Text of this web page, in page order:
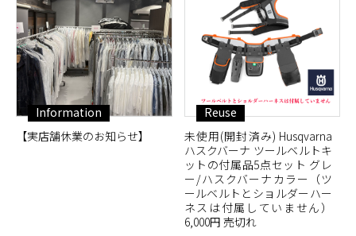
Information
【実店舗休業のお知らせ】
Reuse
未使用(開封済み) Husqvarna
ハスクバーナ ツールベルトキ
ットの付属品5点セット グレ
ー/ハスクバーナカラー（ツ
ールベルトとショルダーハー
ネスは付属していません）
6,000円 売切れ